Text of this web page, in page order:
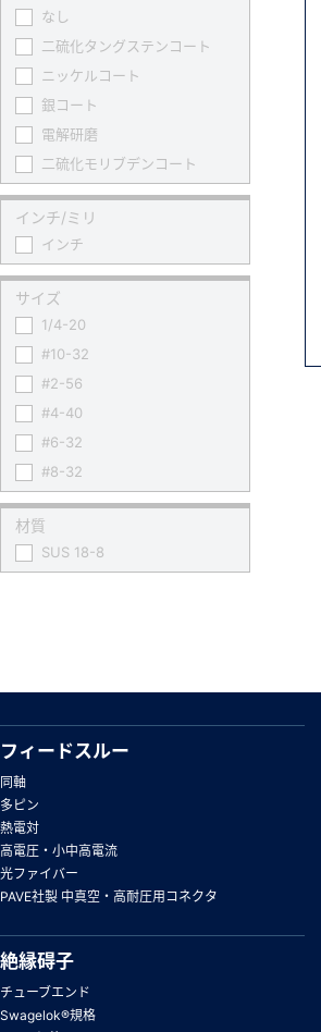
なし
二硫化タングステンコート
ニッケルコート
銀コート
電解研磨
二硫化モリブデンコート
インチ/ミリ
インチ
サイズ
1/4-20
#10-32
#2-56
#4-40
#6-32
#8-32
材質
SUS 18-8
フィードスルー
同軸
多ピン
熱電対
高電圧・小中高電流
光ファイバー
PAVE社製 中真空・高耐圧用コネクタ
絶縁碍子
チューブエンド
Swagelok®規格